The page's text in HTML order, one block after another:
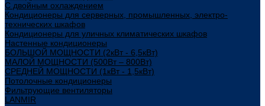
С двойным охлаждением
Кондиционеры для серверных, промышленных, электро-
технических шкафов
Кондиционеры для уличных климатических шкафов
Настенные кондиционеры
БОЛЬШОЙ МОЩНОСТИ (2кВт - 6,5кВт)
МАЛОЙ МОЩНОСТИ (500Вт – 800Вт)
СРЕДНЕЙ МОЩНОСТИ (1кВт - 1,5кВт)
Потолочные кондиционеры
Фильтрующие вентиляторы
LANMIR